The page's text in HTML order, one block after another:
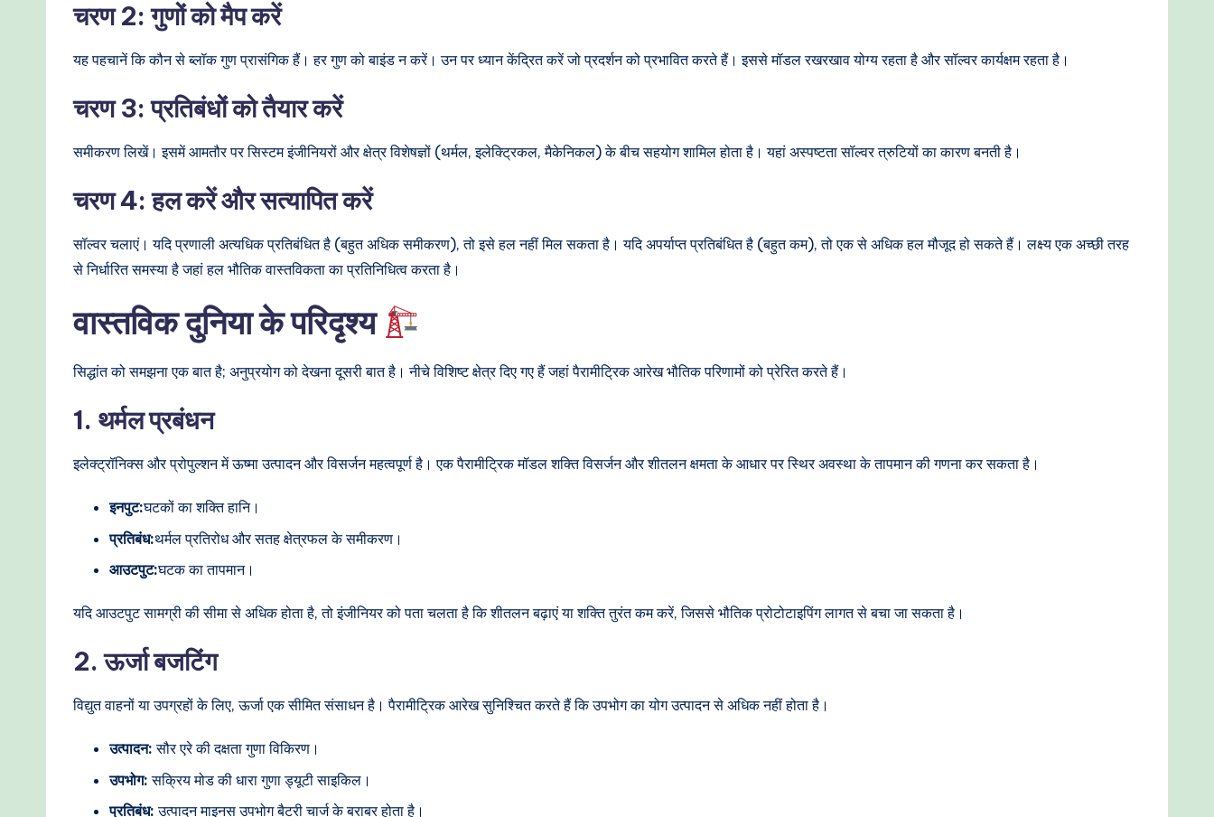
चरण 2: गुणों को मैप करें
यह पहचानें कि कौन से ब्लॉक गुण प्रासंगिक हैं। हर गुण को बाइंड न करें। उन पर ध्यान केंद्रित करें जो प्रदर्शन को प्रभावित करते हैं। इससे मॉडल रखरखाव योग्य रहता है और सॉल्वर कार्यक्षम रहता है।
चरण 3: प्रतिबंधों को तैयार करें
समीकरण लिखें। इसमें आमतौर पर सिस्टम इंजीनियरों और क्षेत्र विशेषज्ञों (थर्मल, इलेक्ट्रिकल, मैकेनिकल) के बीच सहयोग शामिल होता है। यहां अस्पष्टता सॉल्वर त्रुटियों का कारण बनती है।
चरण 4: हल करें और सत्यापित करें
सॉल्वर चलाएं। यदि प्रणाली अत्यधिक प्रतिबंधित है (बहुत अधिक समीकरण), तो इसे हल नहीं मिल सकता है। यदि अपर्याप्त प्रतिबंधित है (बहुत कम), तो एक से अधिक हल मौजूद हो सकते हैं। लक्ष्य एक अच्छी तरह
से निर्धारित समस्या है जहां हल भौतिक वास्तविकता का प्रतिनिधित्व करता है।
वास्तविक दुनिया के परिदृश्य
सिद्धांत को समझना एक बात है; अनुप्रयोग को देखना दूसरी बात है। नीचे विशिष्ट क्षेत्र दिए गए हैं जहां पैरामीट्रिक आरेख भौतिक परिणामों को प्रेरित करते हैं।
1. थर्मल प्रबंधन
इलेक्ट्रॉनिक्स और प्रोपुल्शन में ऊष्मा उत्पादन और विसर्जन महत्वपूर्ण है। एक पैरामीट्रिक मॉडल शक्ति विसर्जन और शीतलन क्षमता के आधार पर स्थिर अवस्था के तापमान की गणना कर सकता है।
इनपुट:घटकों का शक्ति हानि।
प्रतिबंध:थर्मल प्रतिरोध और सतह क्षेत्रफल के समीकरण।
आउटपुट:घटक का तापमान।
यदि आउटपुट सामग्री की सीमा से अधिक होता है, तो इंजीनियर को पता चलता है कि शीतलन बढ़ाएं या शक्ति तुरंत कम करें, जिससे भौतिक प्रोटोटाइपिंग लागत से बचा जा सकता है।
2. ऊर्जा बजटिंग
विद्युत वाहनों या उपग्रहों के लिए, ऊर्जा एक सीमित संसाधन है। पैरामीट्रिक आरेख सुनिश्चित करते हैं कि उपभोग का योग उत्पादन से अधिक नहीं होता है।
उत्पादन: सौर एरे की दक्षता गुणा विकिरण।
उपभोग: सक्रिय मोड की धारा गुणा ड्यूटी साइकिल।
प्रतिबंध: उत्पादन माइनस उपभोग बैटरी चार्ज के बराबर होता है।